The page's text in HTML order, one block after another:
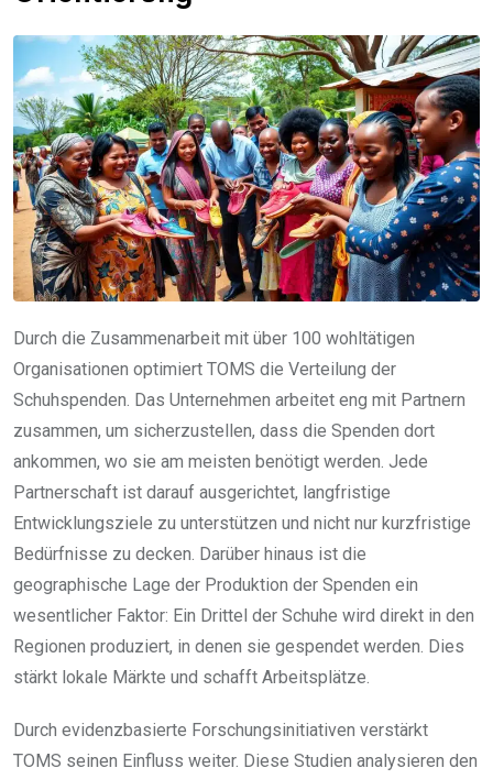
Durch die Zusammenarbeit mit über 100 wohltätigen
Organisationen optimiert TOMS die Verteilung der
Schuhspenden. Das Unternehmen arbeitet eng mit Partnern
zusammen, um sicherzustellen, dass die Spenden dort
ankommen, wo sie am meisten benötigt werden. Jede
Partnerschaft ist darauf ausgerichtet, langfristige
Entwicklungsziele zu unterstützen und nicht nur kurzfristige
Bedürfnisse zu decken. Darüber hinaus ist die
geographische Lage der Produktion der Spenden ein
wesentlicher Faktor: Ein Drittel der Schuhe wird direkt in den
Regionen produziert, in denen sie gespendet werden. Dies
stärkt lokale Märkte und schafft Arbeitsplätze.
Durch evidenzbasierte Forschungsinitiativen verstärkt
TOMS seinen Einfluss weiter. Diese Studien analysieren den